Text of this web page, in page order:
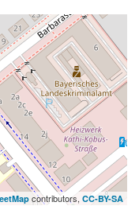
contributors, CC-BY-SA